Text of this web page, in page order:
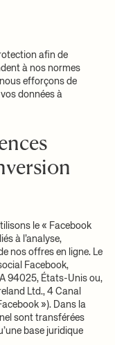
afin de
à nos normes
efforçons de
données à
le « Facebook
à l’analyse,
nos offres en ligne. Le
Facebook,
94025, États-Unis ou,
Ltd., 4 Canal
»). Dans la
sont transférées
base juridique